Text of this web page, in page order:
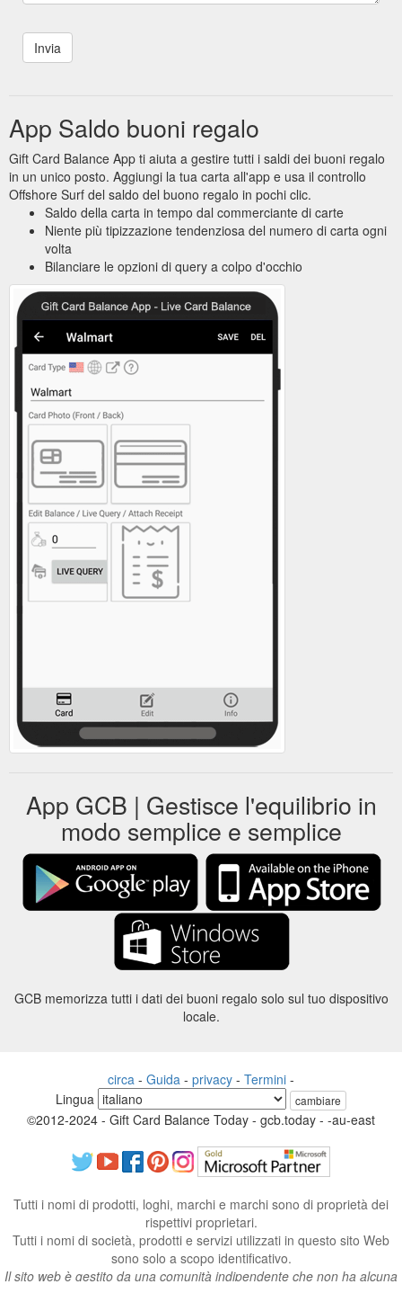
App Saldo buoni regalo
Gift Card Balance App ti aiuta a gestire tutti i saldi dei buoni regalo
in un unico posto. Aggiungi la tua carta all'app e usa il controllo
Offshore Surf del saldo del buono regalo in pochi clic.
Saldo della carta in tempo dal commerciante di carte
Niente più tipizzazione tendenziosa del numero di carta ogni
volta
Bilanciare le opzioni di query a colpo d'occhio
App GCB | Gestisce l'equilibrio in
modo semplice e semplice
GCB memorizza tutti i dati dei buoni regalo solo sul tuo dispositivo
locale.
circa - Guida - privacy - Termini -
Lingua
cambiare
©2012-2024 - Gift Card Balance Today - gcb.today - -au-east
Tutti i nomi di prodotti, loghi, marchi e marchi sono di proprietà dei
rispettivi proprietari.
Tutti i nomi di società, prodotti e servizi utilizzati in questo sito Web
sono solo a scopo identificativo.
Il sito web è gestito da una comunità indipendente che non ha alcuna